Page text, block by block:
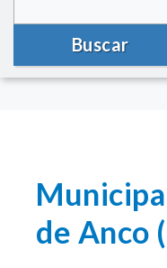
Buscar
de Anco